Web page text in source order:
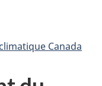
Canada